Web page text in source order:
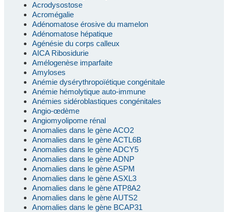
Acrodysostose
Acromégalie
Adénomatose érosive du mamelon
Adénomatose hépatique
Agénésie du corps calleux
AICA Ribosidurie
Amélogenèse imparfaite
Amyloses
Anémie dysérythropoïétique congénitale
Anémie hémolytique auto-immune
Anémies sidéroblastiques congénitales
Angio-œdème
Angiomyolipome rénal
Anomalies dans le gène ACO2
Anomalies dans le gène ACTL6B
Anomalies dans le gène ADCY5
Anomalies dans le gène ADNP
Anomalies dans le gène ASPM
Anomalies dans le gène ASXL3
Anomalies dans le gène ATP8A2
Anomalies dans le gène AUTS2
Anomalies dans le gène BCAP31